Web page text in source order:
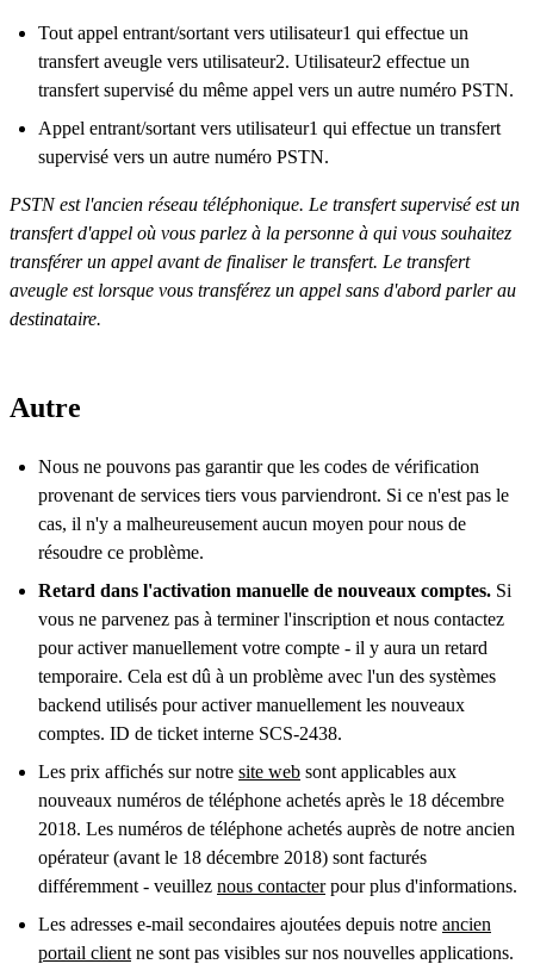
Tout appel entrant/sortant vers utilisateur1 qui effectue un
transfert aveugle vers utilisateur2. Utilisateur2 effectue un
transfert supervisé du même appel vers un autre numéro PSTN.
Appel entrant/sortant vers utilisateur1 qui effectue un transfert
supervisé vers un autre numéro PSTN.
PSTN est l'ancien réseau téléphonique. Le transfert supervisé est un
transfert d'appel où vous parlez à la personne à qui vous souhaitez
transférer un appel avant de finaliser le transfert. Le transfert
aveugle est lorsque vous transférez un appel sans d'abord parler au
destinataire.
Autre
Nous ne pouvons pas garantir que les codes de vérification
provenant de services tiers vous parviendront. Si ce n'est pas le
cas, il n'y a malheureusement aucun moyen pour nous de
résoudre ce problème.
Retard dans l'activation manuelle de nouveaux comptes. Si
vous ne parvenez pas à terminer l'inscription et nous contactez
pour activer manuellement votre compte - il y aura un retard
temporaire. Cela est dû à un problème avec l'un des systèmes
backend utilisés pour activer manuellement les nouveaux
comptes. ID de ticket interne SCS-2438.
Les prix affichés sur notre site web sont applicables aux
nouveaux numéros de téléphone achetés après le 18 décembre
2018. Les numéros de téléphone achetés auprès de notre ancien
opérateur (avant le 18 décembre 2018) sont facturés
différemment - veuillez nous contacterpour plus d'informations.
Les adresses e-mail secondaires ajoutées depuis notre ancien
portail client ne sont pas visibles sur nos nouvelles applications.